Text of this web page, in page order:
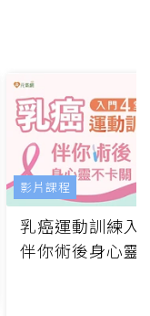
乳癌運動訓練入
伴你術後身心靈
影片課程